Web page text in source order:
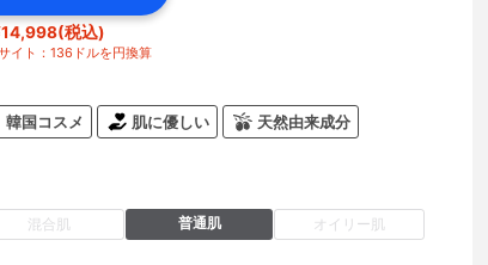
税込)
イト：136ドルを円換算
韓国コスメ 肌に優しい 天然由来成分
混合肌 普通肌 オイリー肌